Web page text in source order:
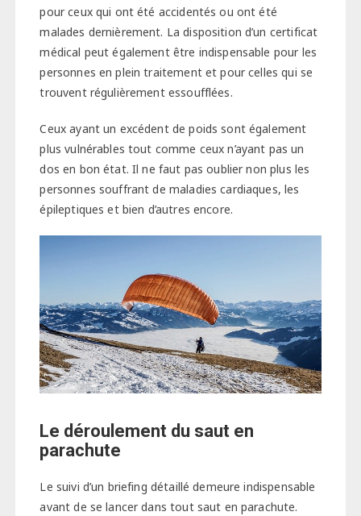
pour ceux qui ont été accidentés ou ont été
malades dernièrement. La disposition d’un certificat
médical peut également être indispensable pour les
personnes en plein traitement et pour celles qui se
trouvent régulièrement essoufflées.
Ceux ayant un excédent de poids sont également
plus vulnérables tout comme ceux n’ayant pas un
dos en bon état. Il ne faut pas oublier non plus les
personnes souffrant de maladies cardiaques, les
épileptiques et bien d’autres encore.
Le déroulement du saut en
parachute
Le suivi d’un briefing détaillé demeure indispensable
avant de se lancer dans tout saut en parachute.